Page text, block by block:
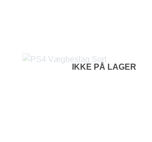
IKKE PÅ LAGER